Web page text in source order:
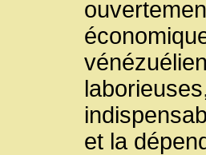
et la